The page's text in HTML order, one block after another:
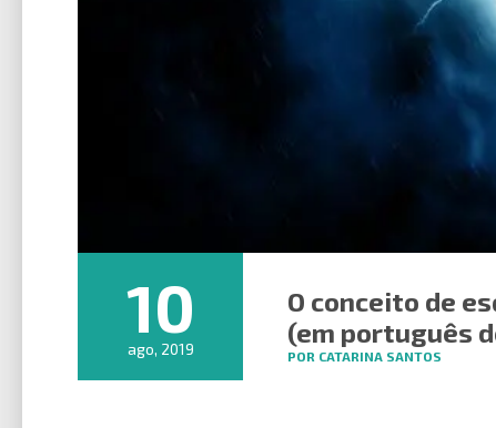
10
ago, 2019
O conceito de
(em português
POR CATARINA SANTOS